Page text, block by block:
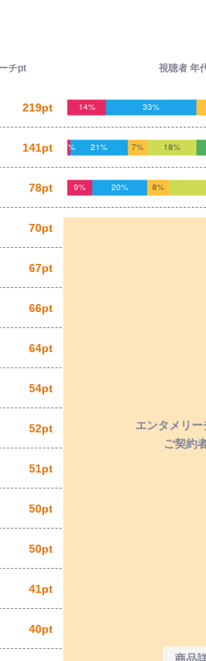
チpt 視聴者 年
219pt
141pt
78pt
70pt
エンタメリ
ご契約
67pt
66pt
64pt
54pt
52pt
51pt
50pt
50pt
41pt
40pt